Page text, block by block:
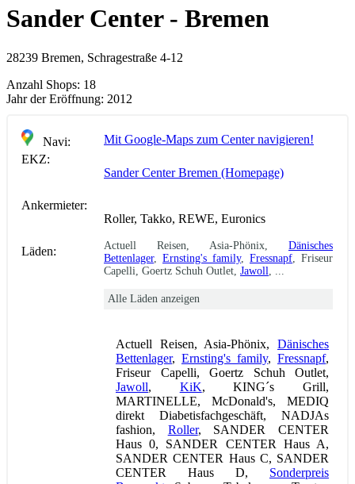
Sander Center - Bremen
28239 Bremen, Schragestraße 4-12
Anzahl Shops: 18
Jahr der Eröffnung: 2012
Navi:
Mit Google-Maps zum Center navigieren!
EKZ:
Sander Center Bremen (Homepage)
Ankermieter:
Roller, Takko, REWE, Euronics
Läden: Actuell Reisen, Asia-Phönix, Dänisches
Bettenlager, Ernsting's family, Fressnapf , Friseur
Capelli, Goertz Schuh Outlet, Jawoll
Alle Läden anzeigen
Actuell Reisen, Asia-Phönix, Dänisches
Bettenlager, Ernsting's family, Fressnapf,
Friseur Capelli, Goertz Schuh Outlet,
Jawoll, KiK, KING´s Grill,
MARTINELLE, McDonald's, MEDIQ
direkt Diabetisfachgeschäft, NADJAs
fashion, Roller, SANDER CENTER
Haus 0, SANDER CENTER Haus A,
SANDER CENTER Haus C, SANDER
CENTER Haus D, Sonderpreis